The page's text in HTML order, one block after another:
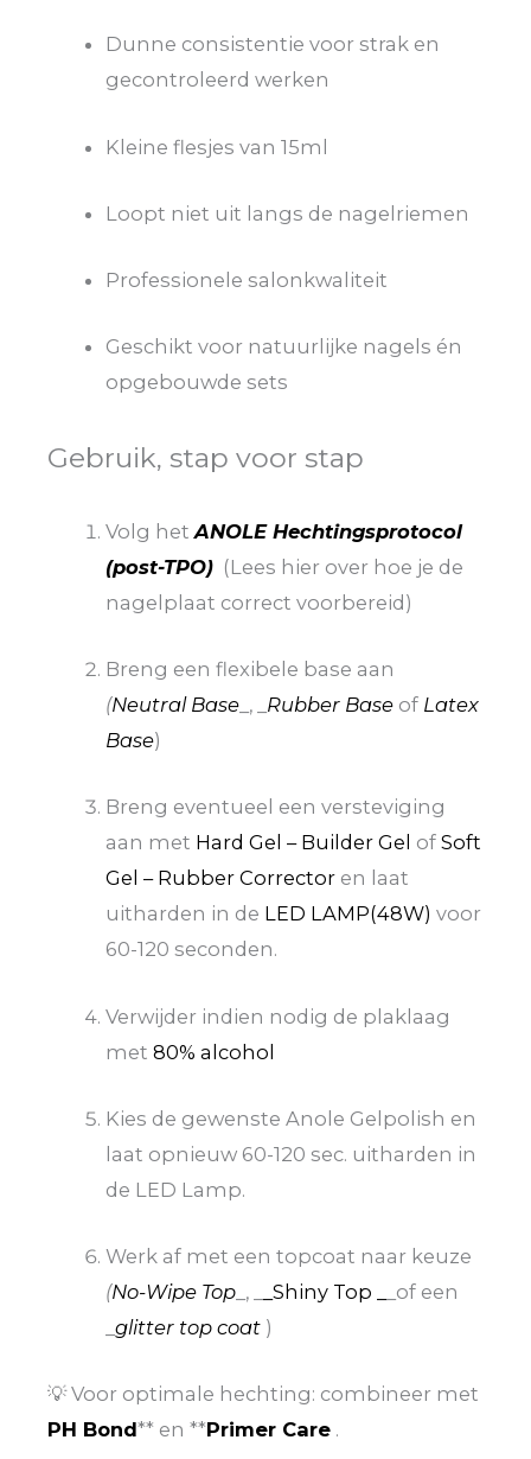
Dunne consistentie voor strak en
gecontroleerd werken
Kleine flesjes van 15ml
Loopt niet uit langs de nagelriemen
Professionele salonkwaliteit
Geschikt voor natuurlijke nagels én
opgebouwde sets
Gebruik, stap voor stap
Volg hetANOLE Hechtingsprotocol
(post-TPO) (Lees hier over hoe je de
nagelplaat correct voorbereid)
Breng een flexibele base aan
(Neutral Base _, _ Rubber Base of Latex
Base)
Breng eventueel een versteviging
aan met Hard Gel – Builder Gel ofSoft
Gel – Rubber Corrector en laat
uitharden in de LED LAMP(48W) voor
60-120 seconden.
Verwijder indien nodig de plaklaag
met80% alcohol
Kies de gewenste Anole Gelpolish en
laat opnieuw 60-120 sec. uitharden in
de LED Lamp.
Werk af met een topcoat naar keuze
(No-Wipe Top _, _ _Shiny Top _
_of een
_glitter top coat )
💡 Voor optimale hechting: combineer met
PH Bond** en **Primer Care .